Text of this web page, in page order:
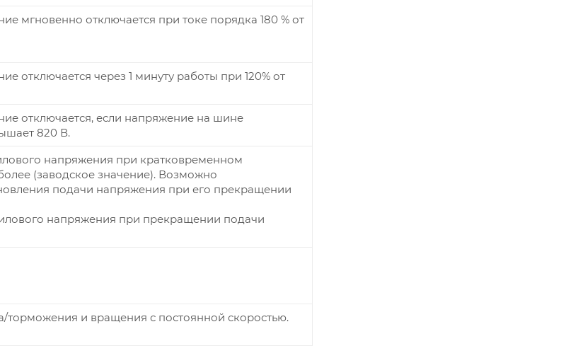
мгновенно отключается при токе порядка 180 % от
отключается через 1 минуту работы при 120% от
отключается, если напряжение на шине
820 В.
напряжения при кратковременном
(заводское значение). Возможно
подачи напряжения при его прекращении
напряжения при прекращении подачи
и вращения с постоянной скоростью.